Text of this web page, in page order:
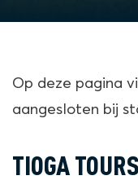
Op deze pagina
aangesloten bij
TIOGA TOURS